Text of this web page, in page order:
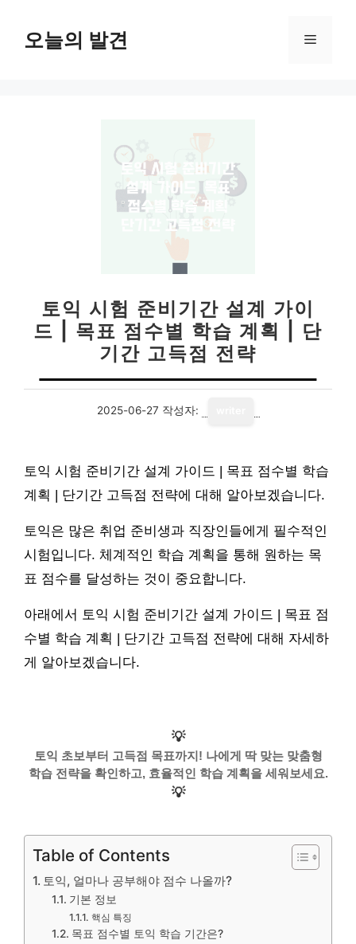
오늘의 발견 메
토익 시험 준비기간 설계 가이
드 | 목표 점수별 학습 계획 | 단
기간 고득점 전략
2025-06-27 작성자:
토익 시험 준비기간 설계 가이드 | 목표 점수별 학습
계획 | 단기간 고득점 전략에 대해 알아보겠습니다.
토익은 많은 취업 준비생과 직장인들에게 필수적인
시험입니다. 체계적인 학습 계획을 통해 원하는 목
표 점수를 달성하는 것이 중요합니다.
아래에서 토익 시험 준비기간 설계 가이드 | 목표 점
수별 학습 계획 | 단기간 고득점 전략에 대해 자세하
게 알아보겠습니다.
💡
토익 초보부터 고득점 목표까지! 나에게 딱 맞는 맞춤형
학습 전략을 확인하고, 효율적인 학습 계획을 세워보세요.
💡
Table of Contents
토익, 얼마나 공부해야 점수 나올까?
기본 정보
핵심 특징
목표 점수별 토익 학습 기간은?